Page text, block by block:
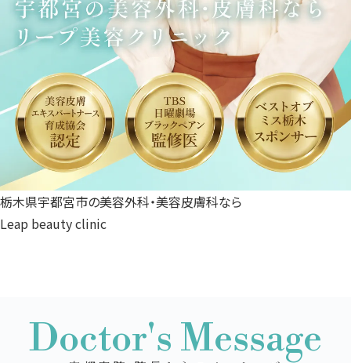
栃木県宇都宮市の美容外科・美容皮膚科なら
Leap beauty clinic
Doctor's Message